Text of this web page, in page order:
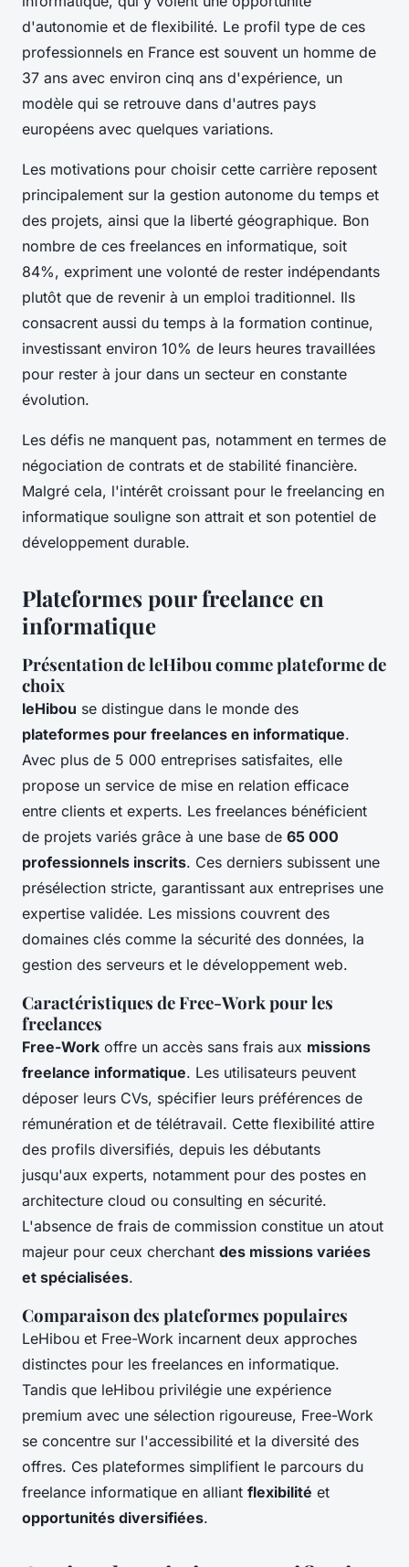
d'autonomie et de flexibilité. Le profil type de ces
professionnels en France est souvent un homme de
37 ans avec environ cinq ans d'expérience, un
modèle qui se retrouve dans d'autres pays
européens avec quelques variations.
Les motivations pour choisir cette carrière reposent
principalement sur la gestion autonome du temps et
des projets, ainsi que la liberté géographique. Bon
nombre de ces freelances en informatique, soit
84%, expriment une volonté de rester indépendants
plutôt que de revenir à un emploi traditionnel. Ils
consacrent aussi du temps à la formation continue,
investissant environ 10% de leurs heures travaillées
pour rester à jour dans un secteur en constante
évolution.
Les défis ne manquent pas, notamment en termes de
négociation de contrats et de stabilité financière.
Malgré cela, l'intérêt croissant pour le freelancing en
informatique souligne son attrait et son potentiel de
développement durable.
Plateformes pour freelance en
informatique
Présentation de leHibou comme plateforme de
choix
leHibou se distingue dans le monde des
plateformes pour freelances en informatique.
Avec plus de 5 000 entreprises satisfaites, elle
propose un service de mise en relation efficace
entre clients et experts. Les freelances bénéficient
de projets variés grâce à une base de 65 000
professionnels inscrits. Ces derniers subissent une
présélection stricte, garantissant aux entreprises une
expertise validée. Les missions couvrent des
domaines clés comme la sécurité des données, la
gestion des serveurs et le développement web.
Caractéristiques de Free-Work pour les
freelances
Free-Work offre un accès sans frais aux missions
freelance informatique. Les utilisateurs peuvent
déposer leurs CVs, spécifier leurs préférences de
rémunération et de télétravail. Cette flexibilité attire
des profils diversifiés, depuis les débutants
jusqu'aux experts, notamment pour des postes en
architecture cloud ou consulting en sécurité.
L'absence de frais de commission constitue un atout
majeur pour ceux cherchant des missions variées
et spécialisées.
Comparaison des plateformes populaires
LeHibou et Free-Work incarnent deux approches
distinctes pour les freelances en informatique.
Tandis que leHibou privilégie une expérience
premium avec une sélection rigoureuse, Free-Work
se concentre sur l'accessibilité et la diversité des
offres. Ces plateformes simplifient le parcours du
freelance informatique en alliant flexibilité et
opportunités diversifiées.